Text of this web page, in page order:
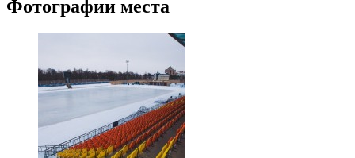
Фотографии места